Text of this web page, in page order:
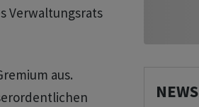
Verwaltungsrats
aus.
NEWS